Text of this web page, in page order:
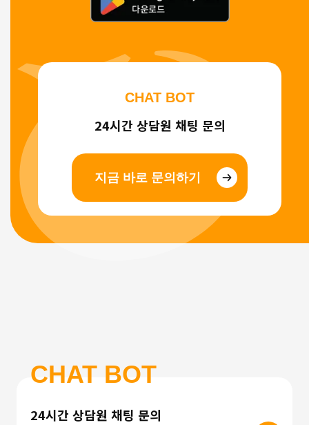
CHAT BOT
24시간 상담원 채팅 문의
지금 바로 문의하기
CHAT BOT
24시간 상담원 채팅 문의